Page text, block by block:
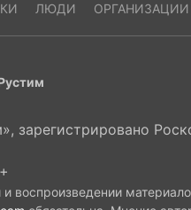
ЛЮДИ ОРГАНИЗАЦИИ
зарегистрировано
воспроизведении